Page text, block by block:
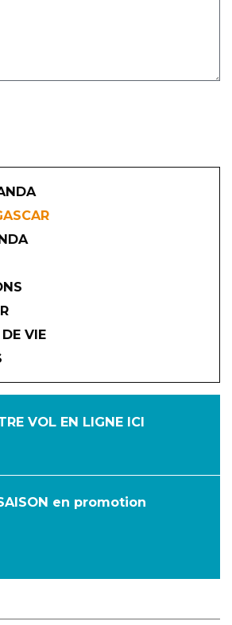
VIE
VOL EN LIGNE ICI
en promotion
MAI JUIN
AOÛT SEPTEMBRE